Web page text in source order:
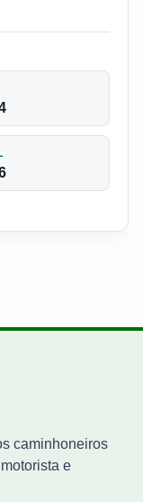
caminhoneiros
e